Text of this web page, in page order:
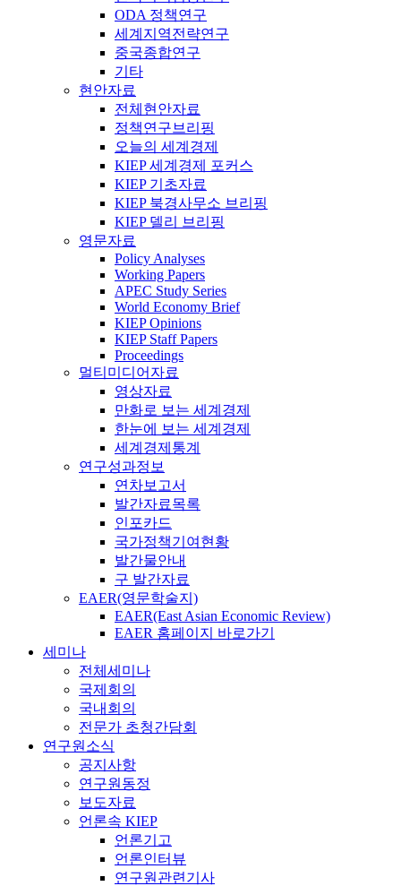
ODA 정책연구
세계지역전략연구
중국종합연구
기타
현안자료
전체현안자료
정책연구브리핑
오늘의 세계경제
KIEP 세계경제 포커스
KIEP 기초자료
KIEP 북경사무소 브리핑
KIEP 델리 브리핑
영문자료
Policy Analyses
Working Papers
APEC Study Series
World Economy Brief
KIEP Opinions
KIEP Staff Papers
Proceedings
멀티미디어자료
영상자료
만화로 보는 세계경제
한눈에 보는 세계경제
세계경제통계
연구성과정보
연차보고서
발간자료목록
인포카드
국가정책기여현황
발간물안내
구 발간자료
EAER(영문학술지)
EAER(East Asian Economic Review)
EAER 홈페이지 바로가기
세미나
전체세미나
국제회의
국내회의
전문가 초청간담회
연구원소식
공지사항
연구원동정
보도자료
언론속 KIEP
언론기고
언론인터뷰
연구원관련기사